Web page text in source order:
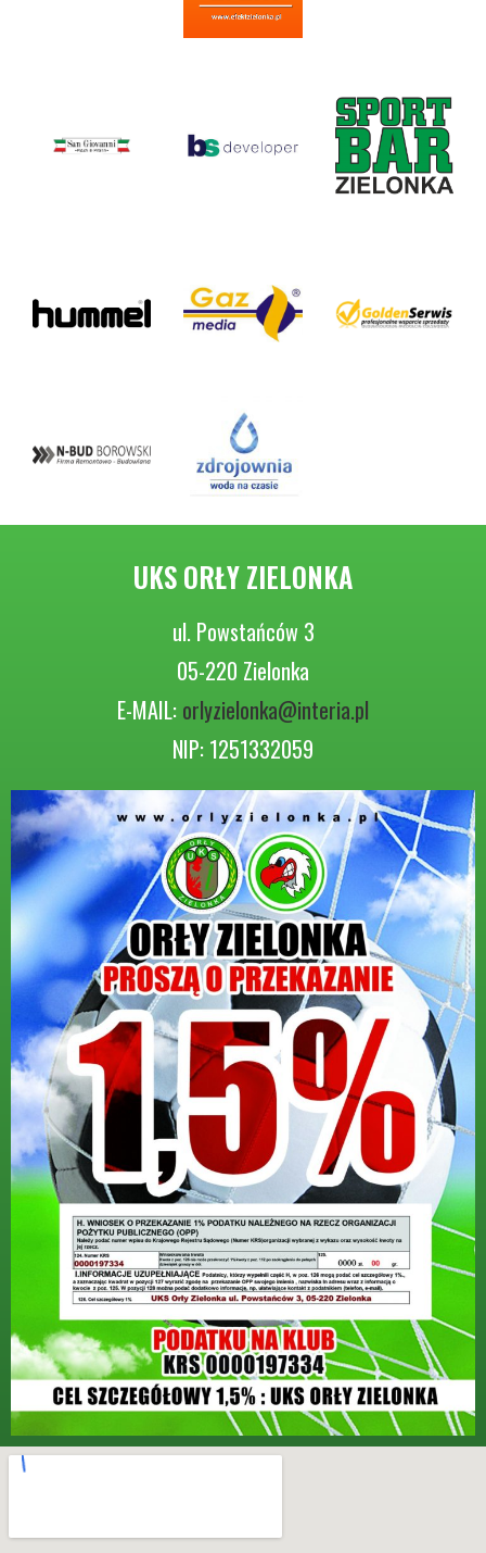
UKS ORŁY ZIELONKA
ul. Powstańców 3
05-220 Zielonka
E-MAIL: orlyzielonka@interia.pl
NIP: 1251332059